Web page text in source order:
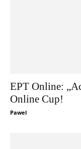
EPT Online:
Online Cup!
Pawel